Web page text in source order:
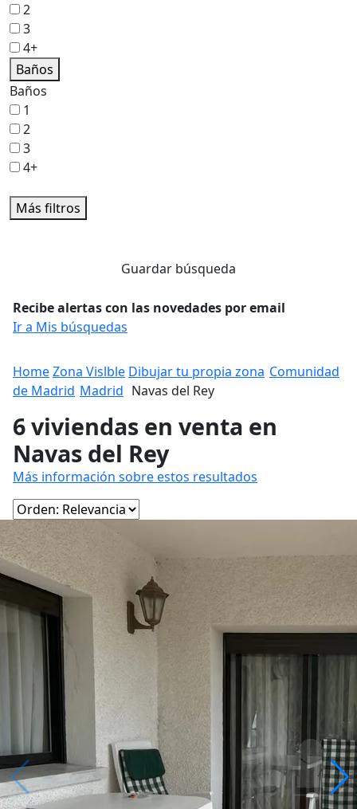
2
3
4+
Baños
Baños
1
2
3
4+
Más filtros
Guardar búsqueda
Recibe alertas con las novedades por email
Ir a Mis búsquedas
HomeZona Vislble Dibujar tu propia zona Comunidad
de Madrid Madrid Navas del Rey
6 viviendas en venta en
Navas del Rey
Más información sobre estos resultados